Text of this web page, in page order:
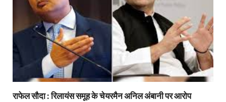
राफेल सौदा : रिलायंस समूह के चेयरमैन अनिल अंबानी पर आरोप